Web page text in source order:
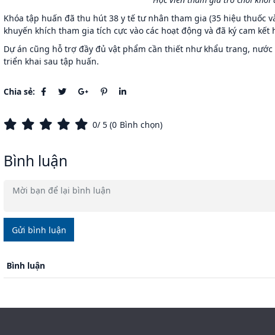
Khóa tập huấn đã thu hút 38 y tế tư nhân tham gia (35 hiệu thuốc
khuyến khích tham gia tích cực vào các hoạt động và đã ký cam
Dự án cũng hỗ trợ đầy đủ vật phẩm cần thiết như khẩu trang,
triển khai sau tập huấn.
Chia sẻ:
0/ 5 (0 Bình chọn)
Bình luận
Gửi bình luận
Bình luận